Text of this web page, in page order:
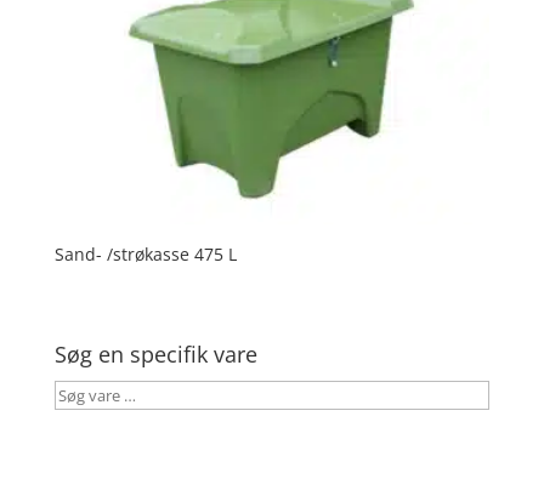
Sand- /strøkasse 475 L
Søg en specifik vare
Søg